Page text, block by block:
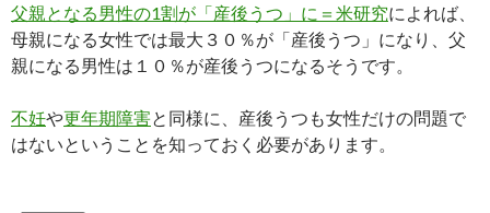
父親となる男性の1割が「産後うつ」に＝米研究によれば、
母親になる女性では最大３０％が「産後うつ」になり、父
親になる男性は１０％が産後うつになるそうです。
不妊や更年期障害と同様に、産後うつも女性だけの問題で
はないということを知っておく必要があります。